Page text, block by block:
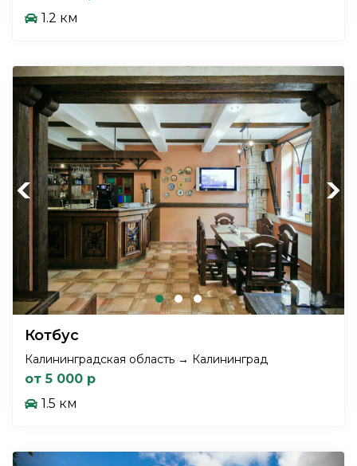
1.2 км
Previous Next
Котбус
Калининградская область → Калининград
от 5 000 р
1.5 км